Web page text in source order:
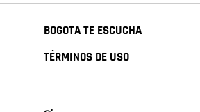
BOGOTA TE ESCUCHA
TÉRMINOS DE USO